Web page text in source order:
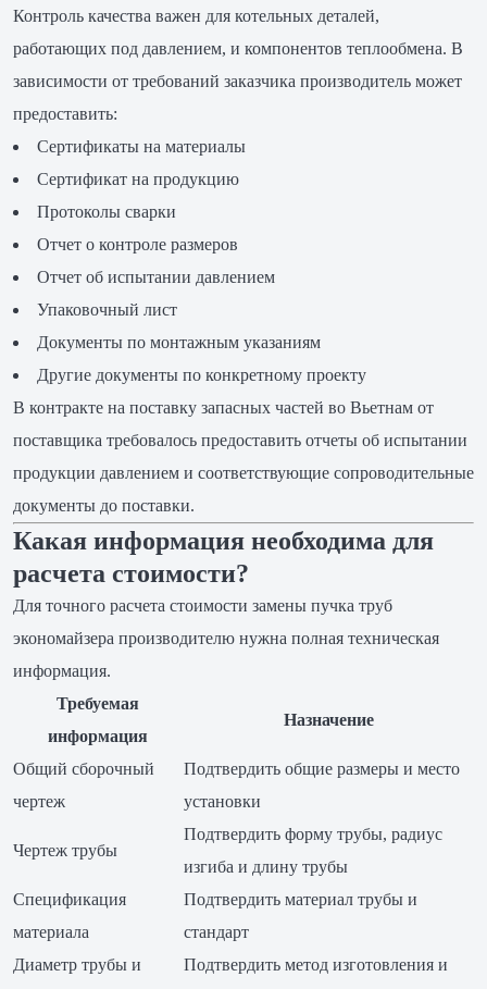
Контроль качества важен для котельных деталей,
работающих под давлением, и компонентов теплообмена. В
зависимости от требований заказчика производитель может
предоставить:
Сертификаты на материалы
Сертификат на продукцию
Протоколы сварки
Отчет о контроле размеров
Отчет об испытании давлением
Упаковочный лист
Документы по монтажным указаниям
Другие документы по конкретному проекту
В контракте на поставку запасных частей во Вьетнам от
поставщика требовалось предоставить отчеты об испытании
продукции давлением и соответствующие сопроводительные
документы до поставки.
Какая информация необходима для
расчета стоимости?
Для точного расчета стоимости замены пучка труб
экономайзера производителю нужна полная техническая
информация.
Требуемая
информация
Назначение
Общий сборочный
чертеж
Подтвердить общие размеры и место
установки
Чертеж трубы
Подтвердить форму трубы, радиус
изгиба и длину трубы
Спецификация
материала
Подтвердить материал трубы и
стандарт
Диаметр трубы и
Подтвердить метод изготовления и